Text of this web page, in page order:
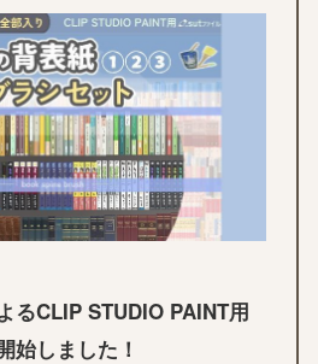
るCLIP STUDIO PAINT用
始しました！